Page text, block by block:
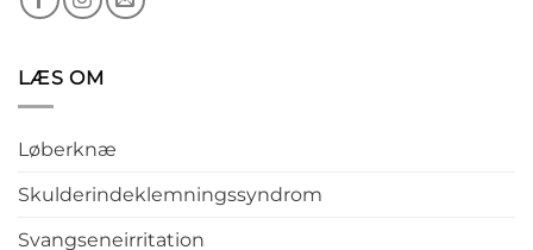
LÆS OM
Løberknæ
Skulderindeklemningssyndrom
Svangseneirritation